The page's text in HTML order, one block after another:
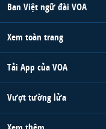
Ban Việt ngữ đài VOA
Xem toàn trang
Tải App của VOA
Vượt tường lửa